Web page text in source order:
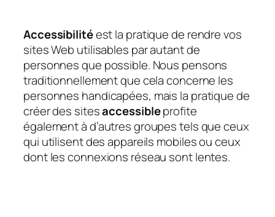
Accessibilitéest la pratique de rendre vos
sites Web utilisables par autant de
personnes que possible. Nous pensons
traditionnellement que cela concerne les
personnes handicapées, mais la pratique de
créer des sitesaccessibleprofite
également à d’autres groupes tels que ceux
qui utilisent des appareils mobiles ou ceux
dont les connexions réseau sont lentes.